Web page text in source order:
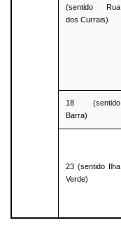
(sentido Rua
dos Currais)
18 (sentido
Barra)
23 (sentido Ilha
Verde)